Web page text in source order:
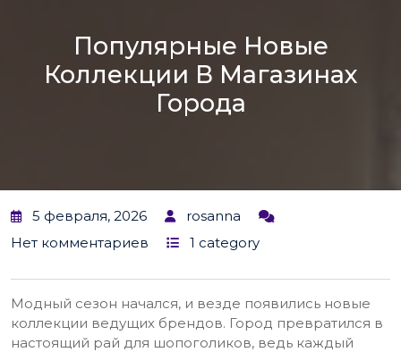
Популярные Новые
Коллекции В Магазинах
Города
5 февраля, 2026
rosanna
Нет комментариев
1 category
Модный сезон начался, и везде появились новые
коллекции ведущих брендов. Город превратился в
настоящий рай для шопоголиков, ведь каждый